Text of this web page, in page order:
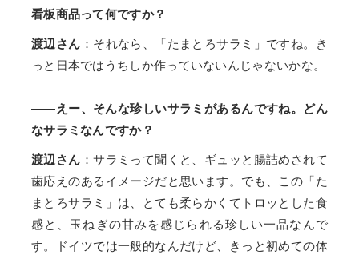
看板商品って何ですか？
渡辺さん ：それなら、「たまとろサラミ」ですね。き
っと日本ではうちしか作っていないんじゃないかな。
――えー、そんな珍しいサラミがあるんですね。どん
なサラミなんですか？
渡辺さん ：サラミって聞くと、ギュッと腸詰めされて
歯応えのあるイメージだと思います。でも、この「た
まとろサラミ」は、とても柔らかくてトロッとした食
感と、玉ねぎの甘みを感じられる珍しい一品なんで
す。ドイツでは一般的なんだけど、きっと初めての体